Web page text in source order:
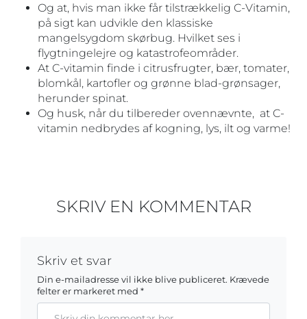
Og at, hvis man ikke får tilstrækkelig C-Vitamin,
på sigt kan udvikle den klassiske
mangelsygdom skørbug. Hvilket ses i
flygtningelejre og katastrofeområder.
At C-vitamin finde i citrusfrugter, bær, tomater,
blomkål, kartofler og grønne blad-grønsager,
herunder spinat.
Og husk, når du tilbereder ovennævnte, at C-
vitamin nedbrydes af kogning, lys, ilt og varme!
SKRIV EN KOMMENTAR
Skriv et svar
Din e-mailadresse vil ikke blive publiceret. Krævede
felter er markeret med *